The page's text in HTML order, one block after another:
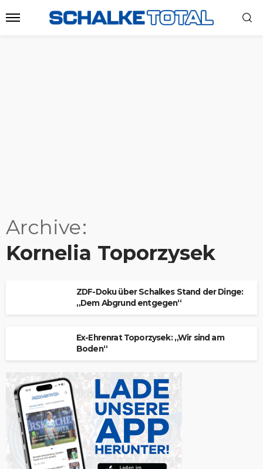
Archive
Kornelia Toporzysek
ZDF-Doku über Schalkes Stand der Dinge:
„Dem Abgrund entgegen“
Ex-Ehrenrat Toporzysek: „Wir sind am
Boden“